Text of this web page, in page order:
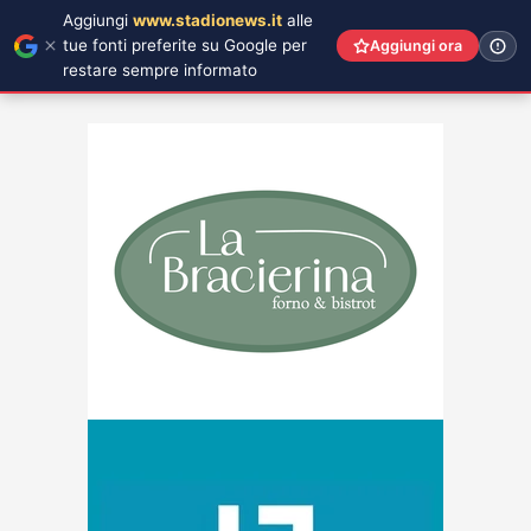
Aggiungi www.stadionews.it alle
tue fonti preferite su Google per
restare sempre informato
Aggiungi ora